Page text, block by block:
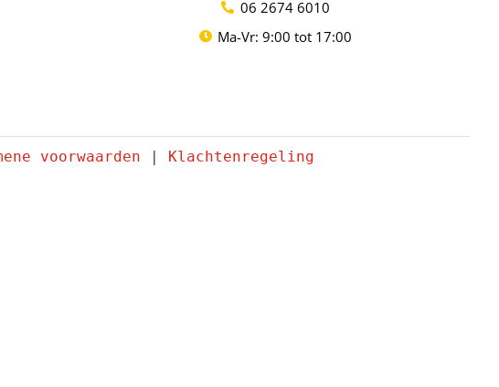
06 2674 6010
Ma-Vr: 9:00 tot 17:00
voorwaarden | Klachtenregeling